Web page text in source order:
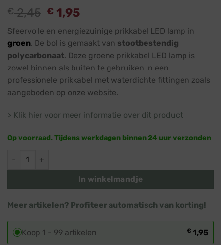
€2,45 € 1,95
Sfeervolle en energiezuinige prikkabel LED lamp in
groen. De bol is gemaakt van stootbestendig
polycarbonaat. Deze groene prikkabel LED lamp is
zowel binnen als buiten te gebruiken in een
professionele prikkabel met waterdichte fittingen zoals
aangeboden op onze website.
> Klik hier voor meer informatie over dit product
Op voorraad. Tijdens werkdagen binnen 24 uur verzonden
Prikkabel LED lamp · Groen · Groene bol aantal
In winkelmandje
Meer artikelen? Profiteer automatisch van korting!
Koop 1 - 99 artikelen € 1,95